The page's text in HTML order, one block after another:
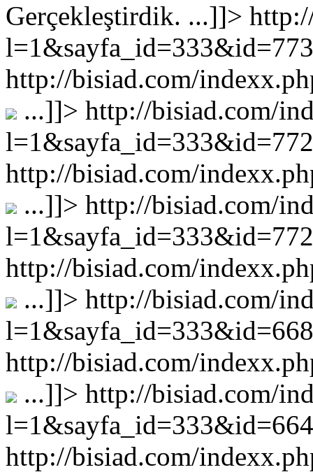
Gerçekleştirdik. ...]]>
http://bisiad.com/
...]]> http://bisiad.com/
http://bisiad.com/
...]]> http://bisiad.com/
http://bisiad.com/
...]]> http://bisiad.com/
http://bisiad.com/
...]]> http://bisiad.com/
http://bisiad.com/